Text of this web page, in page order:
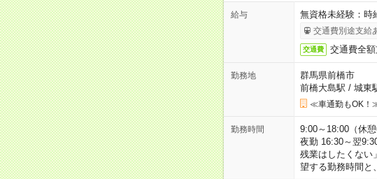
給与 無資格未経験：
交通費別途支給
交通費 交通費全額
勤務地
群馬県前橋市
前橋大島駅 / 城東
≪車通勤もOK！
勤務時間
9:00～18:00（休
夜勤 16:30～翌
残業はしたくない
望する勤務時間と